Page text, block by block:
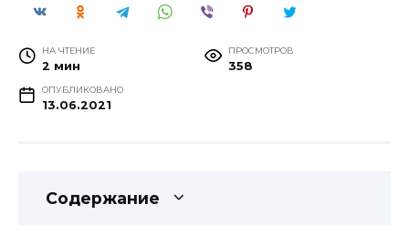
НА ЧТЕНИЕ
2 мин
ПРОСМОТРОВ
358
ОПУБЛИКОВАНО
13.06.2021
Содержание